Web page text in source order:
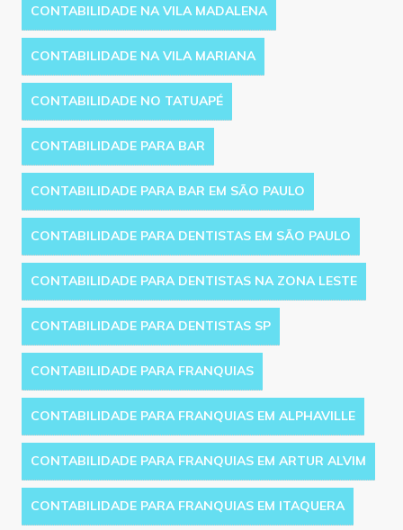
CONTABILIDADE NA VILA MADALENA
CONTABILIDADE NA VILA MARIANA
CONTABILIDADE NO TATUAPÉ
CONTABILIDADE PARA BAR
CONTABILIDADE PARA BAR EM SÃO PAULO
CONTABILIDADE PARA DENTISTAS EM SÃO PAULO
CONTABILIDADE PARA DENTISTAS NA ZONA LESTE
CONTABILIDADE PARA DENTISTAS SP
CONTABILIDADE PARA FRANQUIAS
CONTABILIDADE PARA FRANQUIAS EM ALPHAVILLE
CONTABILIDADE PARA FRANQUIAS EM ARTUR ALVIM
CONTABILIDADE PARA FRANQUIAS EM ITAQUERA